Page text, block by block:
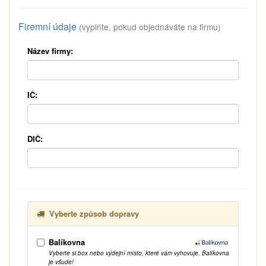
Firemní údaje (vyplňte, pokud objednáváte na firmu)
Název firmy:
IČ:
DIČ:
Vyberte způsob dopravy
Balíkovna
Vyberte si box nebo výdejní místo, které vám vyhovuje. Balíkovna
je všude!